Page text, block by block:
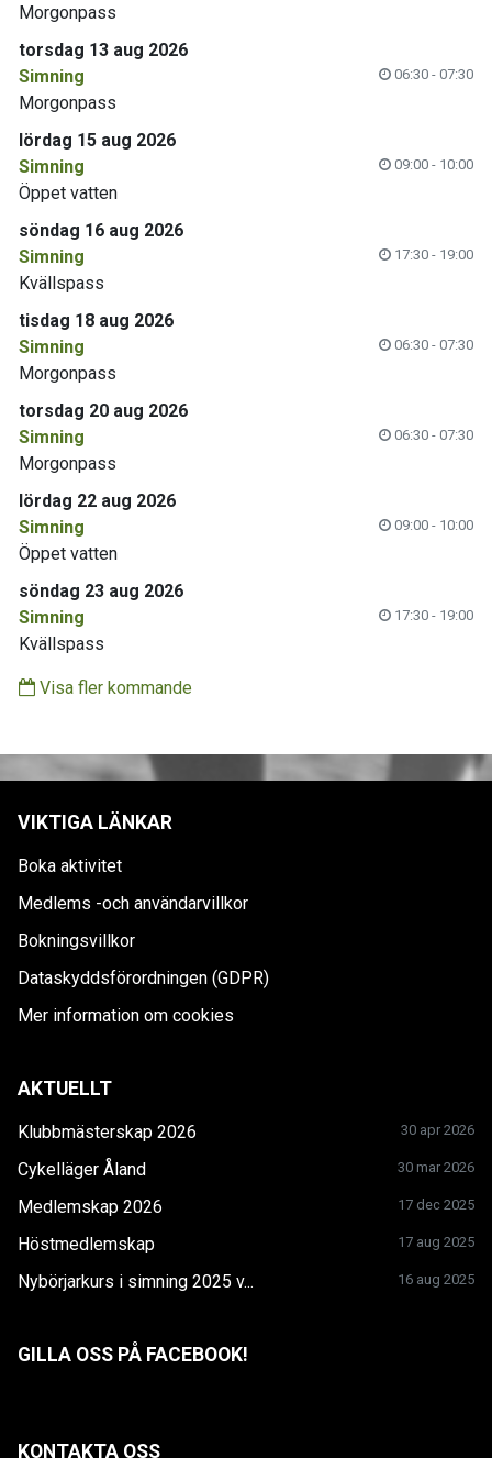
Morgonpass
torsdag 13 aug 2026
Simning
06:30 - 07:30
Morgonpass
lördag 15 aug 2026
Simning
09:00 - 10:00
Öppet vatten
söndag 16 aug 2026
Simning
17:30 - 19:00
Kvällspass
tisdag 18 aug 2026
Simning
06:30 - 07:30
Morgonpass
torsdag 20 aug 2026
Simning
06:30 - 07:30
Morgonpass
lördag 22 aug 2026
Simning
09:00 - 10:00
Öppet vatten
söndag 23 aug 2026
Simning
17:30 - 19:00
Kvällspass
Visa fler kommande
VIKTIGA LÄNKAR
Boka aktivitet
Medlems -och användarvillkor
Bokningsvillkor
Dataskyddsförordningen (GDPR)
Mer information om cookies
AKTUELLT
Klubbmästerskap 2026 30 apr 2026
Cykelläger Åland 30 mar 2026
Medlemskap 2026 17 dec 2025
Höstmedlemskap 17 aug 2025
Nybörjarkurs i simning 2025 v... 16 aug 2025
GILLA OSS PÅ FACEBOOK!
KONTAKTA OSS